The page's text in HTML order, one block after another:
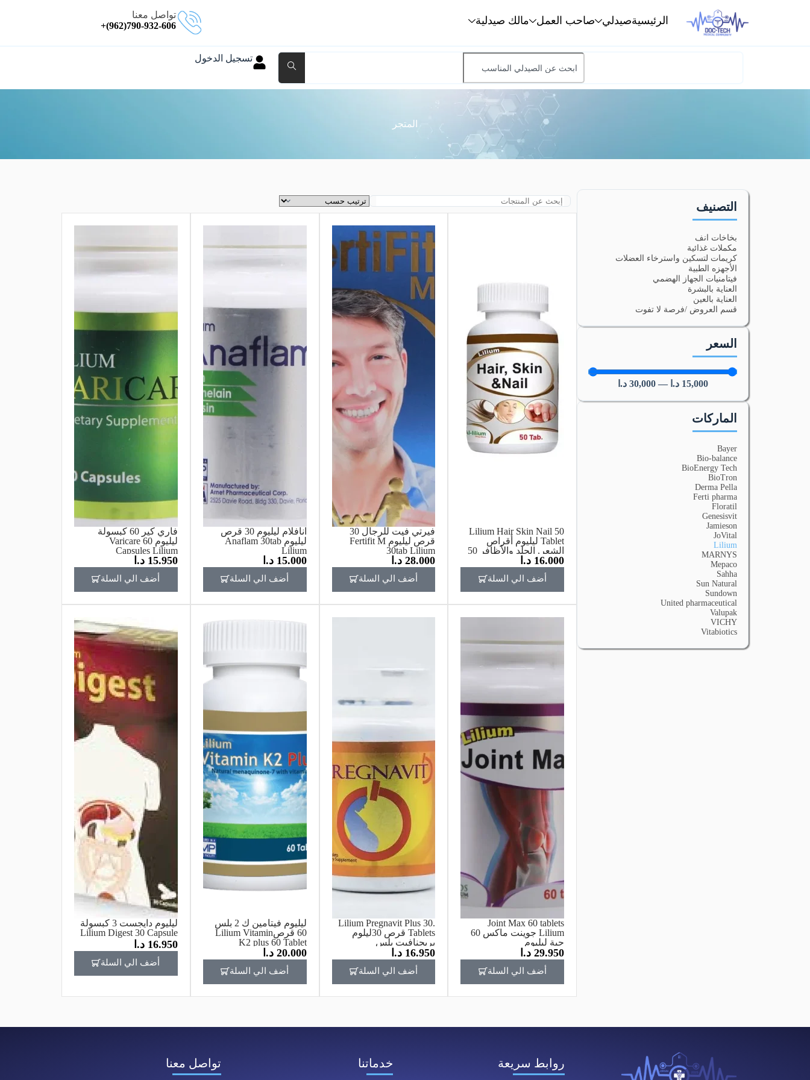
الرئيسيةصيدلي صاحب العمل مالك صيدلية
تواصل معنا
790-932-606(962)+
تسجيل الدخول
المتجر
التصنيف
بخاخات انف
مكملات غذائية
كريمات لتسكين واسترخاء العضلات
الأجهزه الطبية
فيتامنيات الجهاز الهضمي
العناية بالبشرة
العناية بالعين
قسم العروض /فرصة لا تفوت
السعر
15,000 د.ا —
30,000 د.ا
الماركات
Bayer
Bio-balance
BioEnergy Tech
BioTron
Derma Pella
Ferti pharma
Floratil
Genesisvit
Jamieson
JoVital
Lilium
MARNYS
Mepaco
Sahha
Sun Natural
Sundown
United pharmaceutical
Valupak
VICHY
Vitabiotics
Lilium Hair Skin Nail 50
Tablet ليليوم أقراص
الشعر, الجلد والأظافر 50
قرص
16.000 د.ا
أضف الي السلة
فيرتي فيت للرجال 30
قرص ليليوم Fertifit M
30tab Lilium
28.000 د.ا
أضف الي السلة
انافلام ليليوم 30 قرص
ليليوم Anaflam 30tab
Lilium
15.000 د.ا
أضف الي السلة
فاري كير 60 كبسولة
ليليوم Varicare 60
Capsules Lilium
15.950 د.ا
أضف الي السلة
Joint Max 60 tablets
Lilium جوينت ماكس 60
حبة ليليوم
29.950 د.ا
أضف الي السلة
Lilium Pregnavit Plus 30.
Tablets قرص 30ليلوم
بريجنافيت بلس
16.950 د.ا
أضف الي السلة
ليليوم فيتامين ك 2 بلس
60 قرصLilium Vitamin
K2 plus 60 Tablet
20.000 د.ا
أضف الي السلة
ليليوم دايجست 3 كبسولة
Lilium Digest 30 Capsule
16.950 د.ا
أضف الي السلة
روابط سريعة خدماتنا تواصل معنا